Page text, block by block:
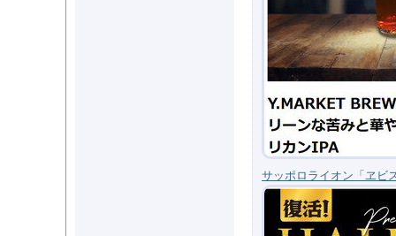
サッポロライオン「ヱビ